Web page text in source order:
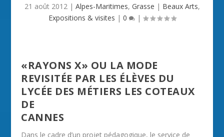
21 août 2012| Alpes-Maritimes, Grasse | Beaux Arts,
Expositions & visites | 0 |
«RAYONS X» OU LA MODE
REVISITÉE PAR LES ÉLÈVES DU
LYCÉE DES MÉTIERS LES COTEAUX
DE
CANNES
Dans le cadre d’un projet pédagogique, le service de